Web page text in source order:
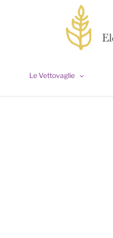
Le Vettovaglie